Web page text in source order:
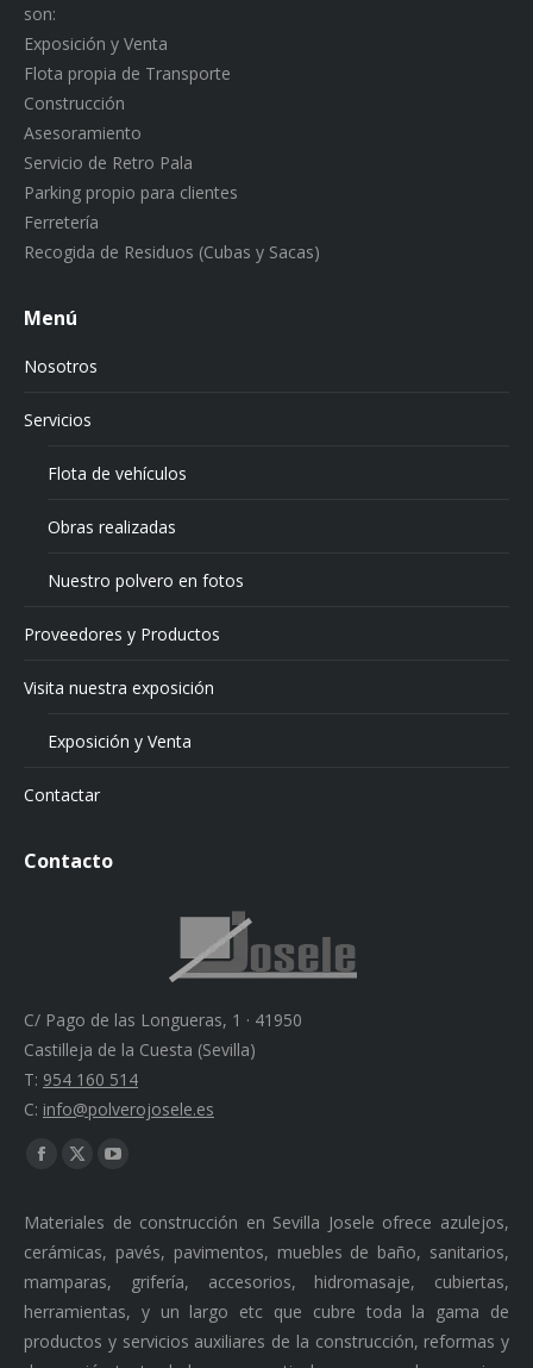
son:
Exposición y Venta
Flota propia de Transporte
Construcción
Asesoramiento
Servicio de Retro Pala
Parking propio para clientes
Ferretería
Recogida de Residuos (Cubas y Sacas)
Menú
Nosotros
Servicios
Flota de vehículos
Obras realizadas
Nuestro polvero en fotos
Proveedores y Productos
Visita nuestra exposición
Exposición y Venta
Contactar
Contacto
C/ Pago de las Longueras, 1 · 41950
Castilleja de la Cuesta (Sevilla)
T: 954 160 514
C: info@polverojosele.es
Find us on:
Facebook
opens
in
new
window
X
opens
in
new
window
YouTube
opens
in
new
window
Materiales de construcción en Sevilla Josele ofrece azulejos,
cerámicas, pavés, pavimentos, muebles de baño, sanitarios,
mamparas, grifería, accesorios, hidromasaje, cubiertas,
herramientas, y un largo etc que cubre toda la gama de
productos y servicios auxiliares de la construcción, reformas y